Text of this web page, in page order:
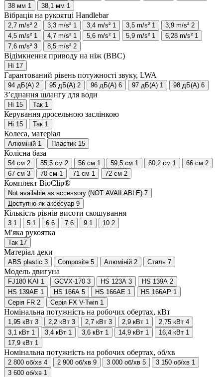
38 мм 1 38,1 мм 1
Вібрація на рукоятці Handlebar
2,7 m/s² 2 3,3 m/s² 1 3,4 m/s² 1 3,5 m/s² 1 3,9 m/s² 2
4,5 m/s² 1 4,7 m/s² 1 5,6 m/s² 1 5,9 m/s² 1 6,28 m/s² 1
7,6 m/s² 3 8,5 m/s² 2
Відімкнення приводу на ніж (BBC)
Ні 17
Гарантований рівень потужності звуку, LWA
94 дБ(А) 2 95 дБ(А) 2 96 дБ(А) 6 97 дБ(А) 1 98 дБ(А) 6
З’єднання шлангу для води
Ні 15 Так 1
Керування дросельною заслінкою
Ні 15 Так 1
Колеса, матеріал
Алюміній 1 Пластик 15
Колісна база
54 см 2 55,5 см 2 56 см 1 59,5 см 1 60,2 см 1 66 см 2
67 см 3 70 см 1 71 см 1 72 см 2
Комплект BioClip®
Not available as accessory (NOT AVAILABLE) 7
Доступно як аксесуар 9
Кількість рівнів висоти скошування
3 1 5 1 6 6 7 6 9 1 10 2
М'яка рукоятка
Так 17
Матеріал деки
ABS plastic 3 Composite 5 Алюміній 2 Сталь 7
Модель двигуна
FJ180 KAI 1 GCVX-170 3 HS 123A 3 HS 139A 2
HS 139AE 1 HS 166A 5 HS 166AE 1 HS 166AP 1
Серія FR 2 Серія FX V-Twin 1
Номінальна потужність на робочих обертах, кВт
1,95 кВт 3 2,2 кВт 3 2,7 кВт 3 2,9 кВт 1 2,75 кВт 4
3,1 кВт 1 3,4 кВт 1 3,6 кВт 1 14,9 кВт 1 16,4 кВт 1
17,9 кВт 1
Номінальна потужність на робочих обертах, об/хв
2 800 об/хв 4 2 900 об/хв 9 3 000 об/хв 5 3 150 об/хв 1
3 600 об/хв 1